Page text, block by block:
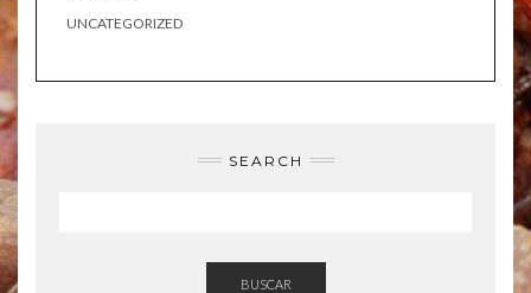
UNCATEGORIZED
SEARCH
BUSCAR